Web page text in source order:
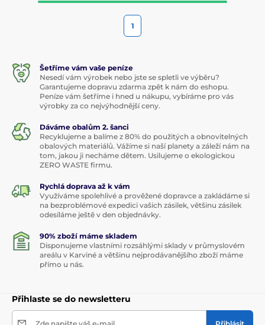
1
Šetříme vám vaše peníze
Nesedí vám výrobek nebo jste se spletli ve výběru?
Garantujeme dopravu zdarma zpět k nám do eshopu.
Peníze vám šetříme i hned u nákupu, vybíráme pro vás
výrobky za co nejvýhodnější ceny.
Dáváme obalům 2. šanci
Recyklujeme a balíme z 80% do použitých a obnovitelných
obalových materiálů. Vážíme si naší planety a záleží nám na
tom, jakou ji necháme dětem. Usilujeme o ekologickou
ZERO WASTE firmu.
Rychlá doprava až k vám
Využíváme spolehlivé a prověžené dopravce a zakládáme si
na bezproblémové expedici vašich zásilek, většinu zásilek
odesíláme ještě v den objednávky.
90% zboží máme skladem
Disponujeme vlastními rozsáhlými sklady v průmyslovém
areálu v Karviné a většinu nejprodávanějšího zboží máme
přímo u nás.
Přihlaste se do newsletteru